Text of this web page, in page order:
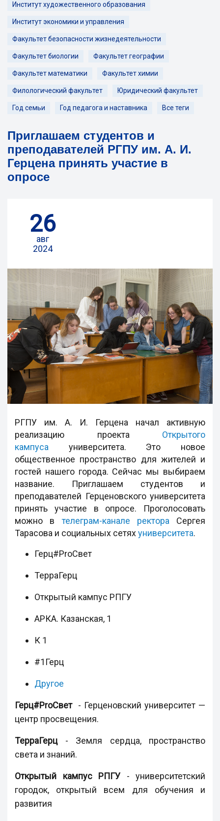
Институт художественного образования
Институт экономики и управления
Факультет безопасности жизнедеятельности
Факультет биологии Факультет географии
Факультет математики Факультет химии
Филологический факультет Юридический факультет
Год семьи Год педагога и наставника Все теги
Приглашаем студентов и
преподавателей РГПУ им. А. И.
Герцена принять участие в
опросе
26
авг
2024
РГПУ им. А. И. Герцена начал активную
реализацию проекта Открытого
кампуса университета. Это новое
общественное пространство для жителей и
гостей нашего города. Сейчас мы выбираем
название. Приглашаем студентов и
преподавателей Герценовского университета
принять участие в опросе. Проголосовать
можно втелеграм-канале ректора Сергея
Тарасова и социальных сетяхуниверситета.
Герц#ProСвет
ТерраГерц
Открытый кампус РПГУ
АРКА. Казанская, 1
К 1
#1Герц
Другое
Герц#ProСвет­ - Герценовский университет —
центр просвещения.
ТерраГерц- Земля сердца, пространство
света и знаний.
Открытый кампус РПГУ- университетский
городок, открытый всем для обучения и
развития